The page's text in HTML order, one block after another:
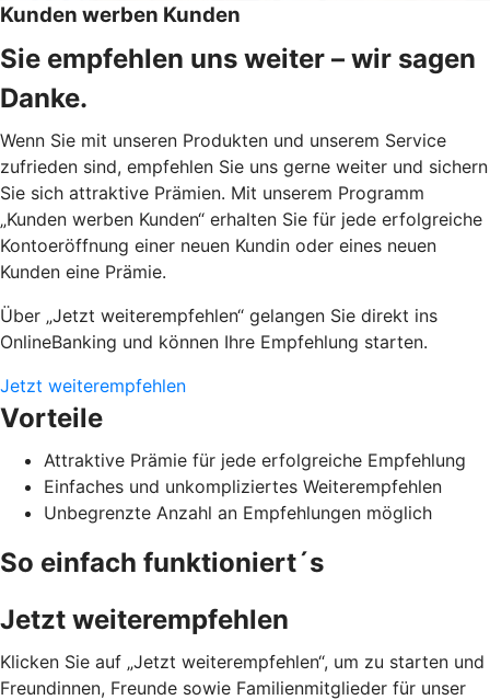
Kunden werben Kunden
Sie empfehlen uns weiter – wir sagen
Danke.
Wenn Sie mit unseren Produkten und unserem Service
zufrieden sind, empfehlen Sie uns gerne weiter und sichern
Sie sich attraktive Prämien. Mit unserem Programm
„Kunden werben Kunden“ erhalten Sie für jede erfolgreiche
Kontoeröffnung einer neuen Kundin oder eines neuen
Kunden eine Prämie.
Über „Jetzt weiterempfehlen“ gelangen Sie direkt ins
OnlineBanking und können Ihre Empfehlung starten.
Jetzt weiterempfehlen
Vorteile
Attraktive Prämie für jede erfolgreiche Empfehlung
Einfaches und unkompliziertes Weiterempfehlen
Unbegrenzte Anzahl an Empfehlungen möglich
So einfach funktioniert´s
Jetzt weiterempfehlen
Klicken Sie auf „Jetzt weiterempfehlen“, um zu starten und
Freundinnen, Freunde sowie Familienmitglieder für unser